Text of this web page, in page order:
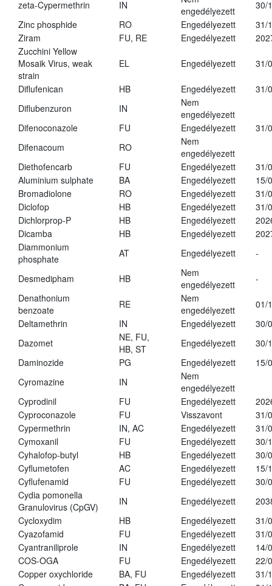
zeta-Cypermethrin IN
engedélyezett
30/
Zinc phosphide
RO Engedélyezett
31/
Ziram
FU, RE Engedélyezett
Zucchini Yellow
Mosaik Virus, weak
strain
EL Engedélyezett 31/
Diflufenican HB Engedélyezett
31/
Diflubenzuron
IN
Nem
engedélyezett
Difenoconazole
FU Engedélyezett
31/
Difenacoum
RO
Nem
engedélyezett
Diethofencarb
FU Engedélyezett
31/
Aluminium sulphate
BA Engedélyezett
15/
Bromadiolone
RO Engedélyezett
31/
Diclofop
HB Engedélyezett
31/
Dichlorprop-P
HB Engedélyezett
Dicamba
HB Engedélyezett
Diammonium
phosphate
AT Engedélyezett -
Desmedipham HB
Nem
engedélyezett
-
Denathonium
benzoate
RE
Nem
engedélyezett
01/
Deltamethrin
IN Engedélyezett
30/
Dazomet
NE, FU,
HB, ST
Engedélyezett
30/
Daminozide
PG Engedélyezett
15/
Cyromazine
IN
Nem
engedélyezett
Cyprodinil
FU Engedélyezett
Cyproconazole
FU Visszavont
31/
Cypermethrin
IN, AC Engedélyezett
31/
Cymoxanil
FU Engedélyezett
30/
Cyhalofop-butyl
HB Engedélyezett
30/
Cyflumetofen
AC Engedélyezett
15/
Cyflufenamid
FU Engedélyezett
30/
Cydia pomonella
Granulovirus (CpGV)
IN Engedélyezett
Cycloxydim
HB Engedélyezett
31/
Cyazofamid
FU Engedélyezett
31/
Cyantraniliprole
IN Engedélyezett
14/
COS-OGA
FU Engedélyezett
22/
Copper oxychloride
BA, FU Engedélyezett
31/